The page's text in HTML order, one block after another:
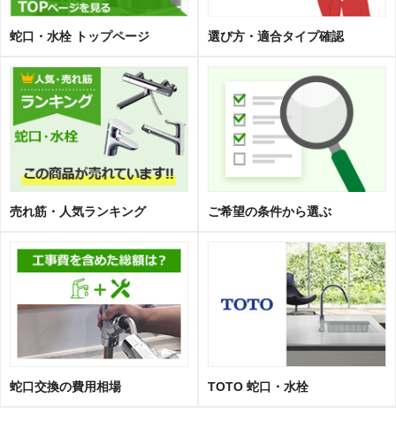
蛇口・水栓 トップページ 選び方・適合タイプ確認
売れ筋・人気ランキング ご希望の条件から選ぶ
蛇口交換の費用相場 TOTO 蛇口・水栓